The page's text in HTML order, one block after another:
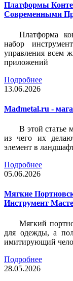
Платформы
Современными
Платформа
набор
управления всем
приложений
Подробнее
13.06.2026
Madmetal.ru -
В этой статье
из чего их
элемент в
Подробнее
05.06.2026
Мягкие
Инструмент
Мягкий
для одежды, а
имитирующий
Подробнее
28.05.2026